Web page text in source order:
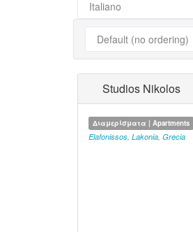
Studios Nikolos
Διαμερίσματα | Apartments
Elafonissos, Lakonia, Grecia